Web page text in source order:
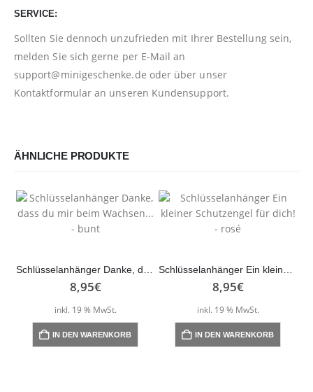
SERVICE:
Sollten Sie dennoch unzufrieden mit Ihrer Bestellung sein,
melden Sie sich gerne per E-Mail an
support@minigeschenke.de oder über unser
Kontaktformular an unseren Kundensupport.
ÄHNLICHE PRODUKTE
Schlüsselanhänger Danke, dass du mir beim Wachsen… – bunt
8,95€
inkl. 19 % MwSt.
IN DEN WARENKORB
Schlüsselanhänger Ein kleiner Schutzengel für dich! – rosé
8,95€
inkl. 19 % MwSt.
IN DEN WARENKORB